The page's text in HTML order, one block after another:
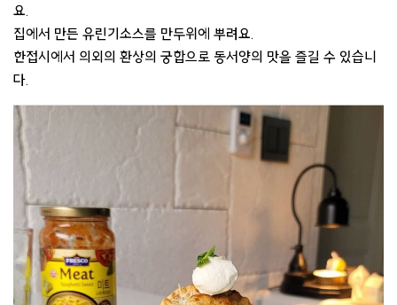
요.
집에서 만든 유린기소스를 만두위에 뿌려요.
한접시에서 의외의 환상의 궁합으로 동서양의 맛을 즐길 수 있습니
다.